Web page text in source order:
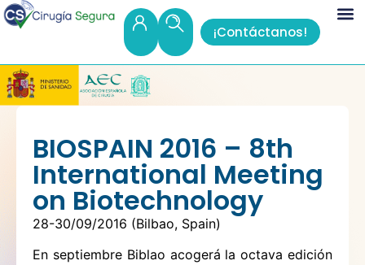
¡Contáctanos!
BIOSPAIN 2016 – 8th
International Meeting
on Biotechnology
28-30/09/2016 (Bilbao, Spain)
En septiembre Biblao acogerá la octava edición